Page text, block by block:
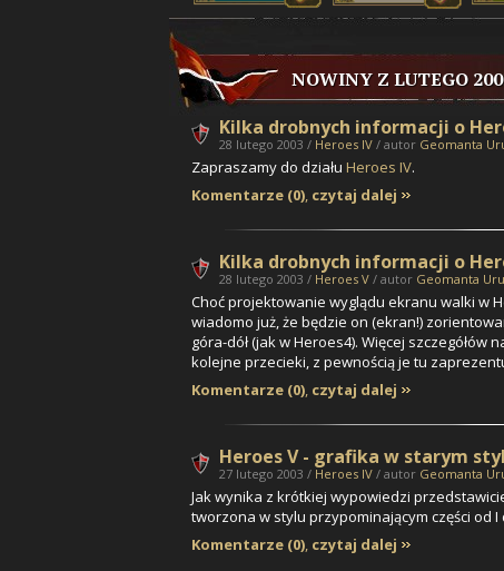
NOWINY Z LUTEGO
Kilka drobnych informacji o
28 lutego 2003 / Heroes IV / autor Geomanta
Zapraszamy do działu Heroes IV.
Komentarze (0), czytaj dalej
Kilka drobnych informacji o
28 lutego 2003 / Heroes V / autor Geomanta
Choć projektowanie wyglądu ekranu walki w
wiadomo już, że będzie on (ekran!)
góra-dół (jak w Heroes4). Więcej szczegółów
kolejne przecieki, z pewnością je tu
Komentarze (0), czytaj dalej
Heroes V - grafika w starym
27 lutego 2003 / Heroes IV / autor Geomanta
Jak wynika z krótkiej wypowiedzi
tworzona w stylu przypominającym części od I
Komentarze (0), czytaj dalej